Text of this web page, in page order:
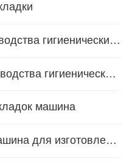
машина для производства гигиенических прокладок
Машина для производства гигиенических салфеток
машина
Автоматическая машина для изготовления гигиенических прокладок